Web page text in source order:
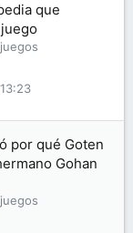
que
por qué Goten
Gohan